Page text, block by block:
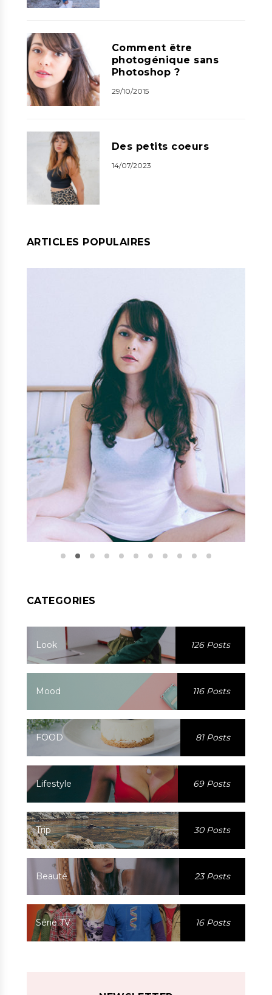
Comment être
photogénique sans
Photoshop ?
29/10/2015
Des petits coeurs
14/07/2023
ARTICLES POPULAIRES
CATEGORIES
Look 126 Posts
Mood 116 Posts
FOOD 81 Posts
Lifestyle 69 Posts
Trip 30 Posts
Beauté 23 Posts
Série TV 16 Posts